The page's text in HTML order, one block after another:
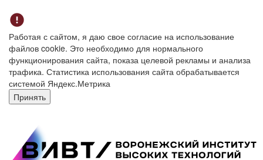
Работая с сайтом, я даю свое согласие на использование
файлов cookie. Это необходимо для нормального
функционирования сайта, показа целевой рекламы и анализа
трафика. Статистика использования сайта обрабатывается
системой Яндекс.Метрика
Принять